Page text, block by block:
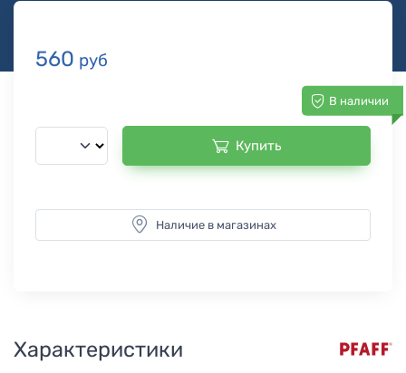
560 руб
В наличии
Купить
Наличие в магазинах
Характеристики